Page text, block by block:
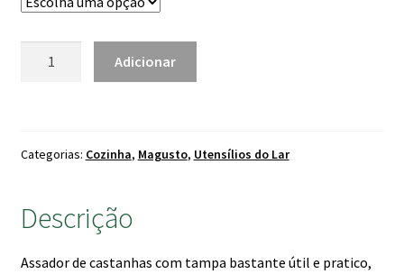
12.90 €
C/Tampa
Adicionar
Categorias: Cozinha, Magusto, Utensílios do Lar
Descrição
Assador de castanhas com tampa bastante útil e pratico,